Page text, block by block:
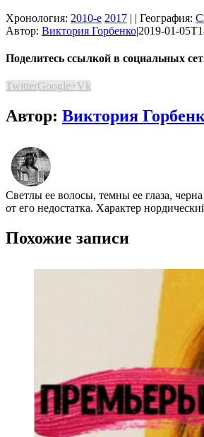
Хронология: 2010-е 2017 | | География:
Автор: Виктория Горбенко|2019-01-
Поделитесь ссылкой в социальных
TwitterGoogle+Vk
Автор: Виктория
Светлы ее волосы, темны ее глаза,
от его недостатка. Характер
Похожие записи